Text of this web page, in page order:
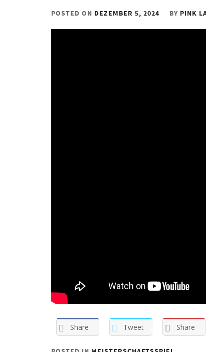
POSTED ON DEZEMBER 5, 2024 BY PINK
Share Tweet Share